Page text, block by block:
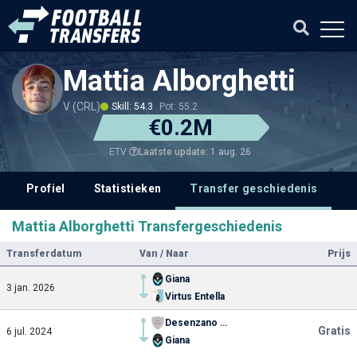
Mattia Alborghetti
V (CRL) Skill: 54.3 Pot: 55.2
€0.2M
ETV Laatste update: 1 aug. 26
Profiel Statistieken Transfer geschiedenis
Mattia Alborghetti Transfergeschiedenis
Transferdatum Van / Naar Prijs
3 jan. 2026
Giana
Virtus Entella
6 jul. 2024
Desenzano Calvina
Giana
Gratis